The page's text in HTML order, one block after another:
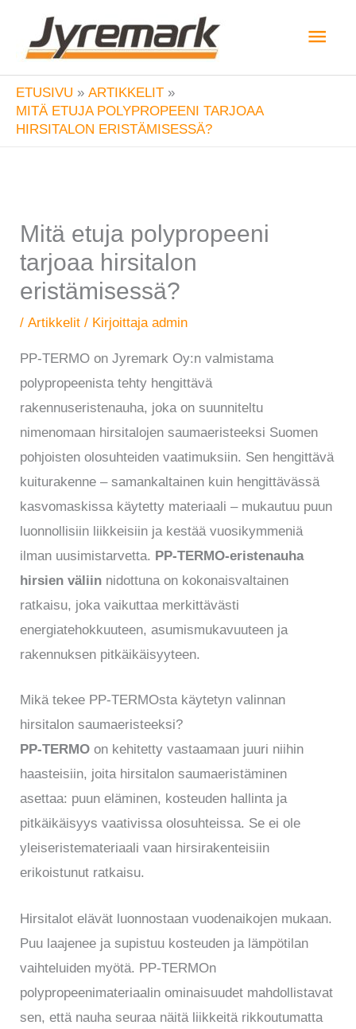
sisältöön
ETUSIVU
ARTIKKELIT
MITÄ ETUJA POLYPROPEENI TARJOAA
HIRSITALON ERISTÄMISESSÄ?
Mitä etuja polypropeeni
tarjoaa hirsitalon
eristämisessä?
/Artikkelit / Kirjoittajaadmin
PP-TERMO on Jyremark Oy:n valmistama
polypropeenista tehty hengittävä
rakennuseristenauha, joka on suunniteltu
nimenomaan hirsitalojen saumaeristeeksi Suomen
pohjoisten olosuhteiden vaatimuksiin. Sen hengittävä
kuiturakenne – samankaltainen kuin hengittävässä
kasvomaskissa käytetty materiaali – mukautuu puun
luonnollisiin liikkeisiin ja kestää vuosikymmeniä
ilman uusimistarvetta. PP-TERMO-eristenauha
hirsien väliin nidottuna on kokonaisvaltainen
ratkaisu, joka vaikuttaa merkittävästi
energiatehokkuuteen, asumismukavuuteen ja
rakennuksen pitkäikäisyyteen.
Mikä tekee PP-TERMOsta käytetyn valinnan
hirsitalon saumaeristeeksi?
PP-TERMO on kehitetty vastaamaan juuri niihin
haasteisiin, joita hirsitalon saumaeristäminen
asettaa: puun eläminen, kosteuden hallinta ja
pitkäikäisyys vaativissa olosuhteissa. Se ei ole
yleiseristemateriaali vaan hirsirakenteisiin
erikoistunut ratkaisu.
Hirsitalot elävät luonnostaan vuodenaikojen mukaan.
Puu laajenee ja supistuu kosteuden ja lämpötilan
vaihteluiden myötä. PP-TERMOn
polypropeenimateriaalin ominaisuudet mahdollistavat
sen, että nauha seuraa näitä liikkeitä rikkoutumatta